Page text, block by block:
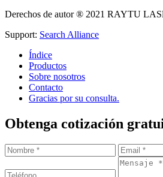
Derechos de autor ® 2021 RAYTU
Support: Search Alliance
Índice
Productos
Sobre nosotros
Contacto
Gracias por su consulta.
Obtenga cotización